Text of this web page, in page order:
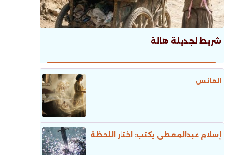
شريط لجديلة هالة
العانس
إسلام عبدالمعطى يكتب: اختار اللحظة